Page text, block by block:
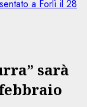
a Forlì il 28
sarà